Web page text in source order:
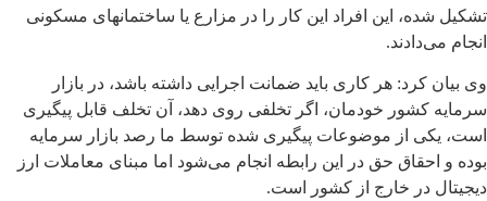
تشکیل شده، این افراد این کار را در مزارع یا ساختمانهای مسکونی
انجام می‌دادند.
وی بیان کرد: هر کاری باید ضمانت اجرایی داشته باشد، در بازار
سرمایه کشور خودمان، اگر تخلفی روی دهد، آن تخلف قابل پیگیری
است، یکی از موضوعات پیگیری شده توسط ما رصد بازار سرمایه
بوده و احقاق حق در این رابطه انجام می‌شود اما مبنای معاملات ارز
دیجیتال در خارج از کشور است.